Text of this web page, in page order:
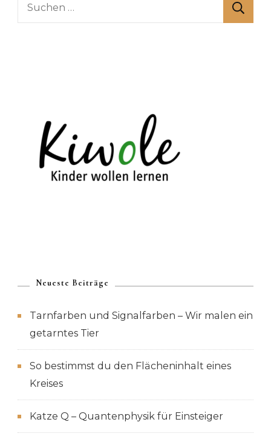
Neueste Beiträge
Tarnfarben und Signalfarben – Wir malen ein
getarntes Tier
So bestimmst du den Flächeninhalt eines
Kreises
Katze Q – Quantenphysik für Einsteiger